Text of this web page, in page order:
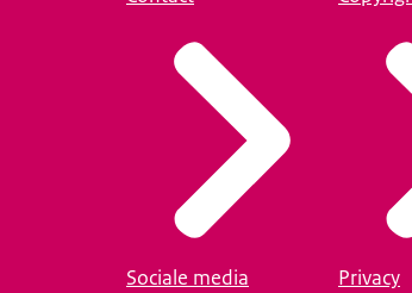
Sociale media Privacy